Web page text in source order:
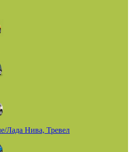
Лада Нива, Тревел